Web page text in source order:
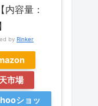
内容量：
by Rinker
市場
ショッ